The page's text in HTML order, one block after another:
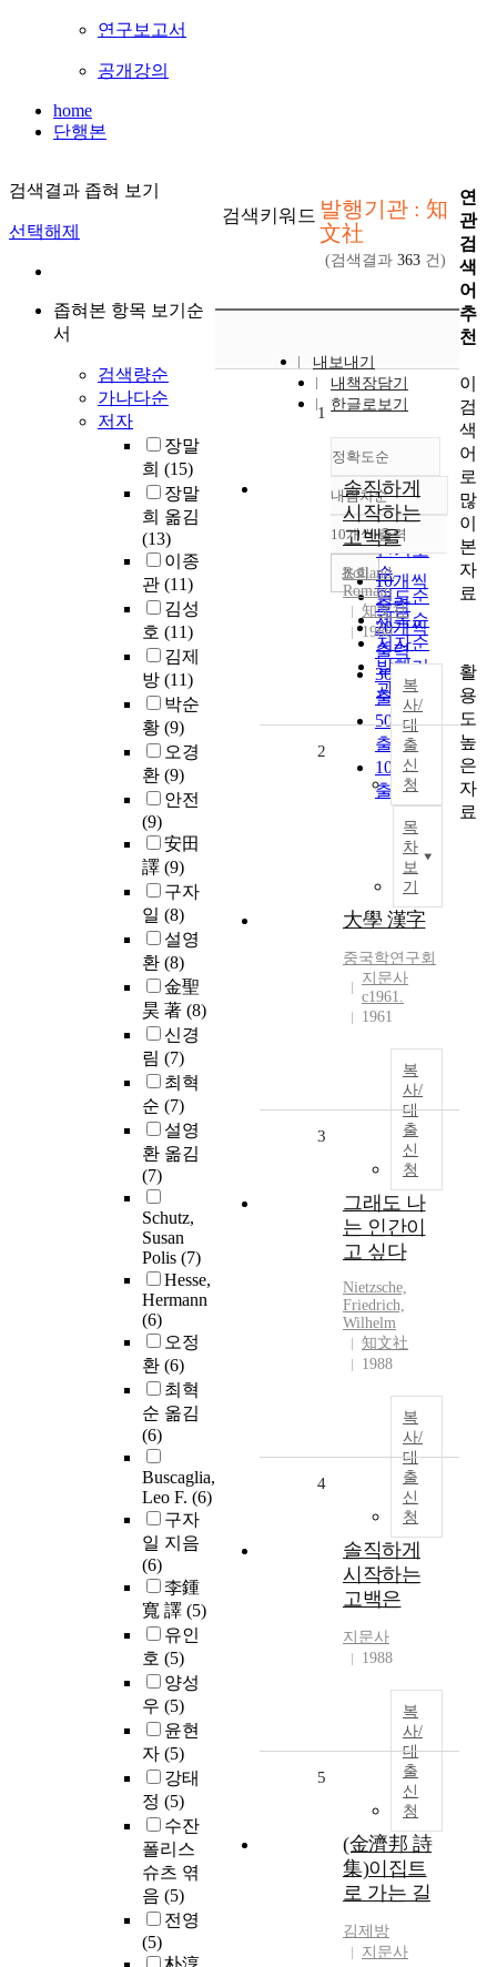
연구보고서
공개강의
home
단행본
검색결과 좁혀 보기
선택해제
좁혀본 항목 보기순
서
검색량순
가나다순
저자
장말
희 (15)
장말
희 옮김
(13)
이종
관 (11)
김성
호 (11)
김제
방 (11)
박순
황 (9)
오경
환 (9)
안전
(9)
安田
譯 (9)
구자
일 (8)
설영
환 (8)
金聖
昊 著 (8)
신경
림 (7)
최혁
순 (7)
설영
환 옮김
(7)
Schutz,
Susan
Polis (7)
Hesse,
Hermann
(6)
오정
환 (6)
최혁
순 옮김
(6)
Buscaglia,
Leo F. (6)
구자
일 지음
(6)
李鍾
寬 譯 (5)
유인
호 (5)
양성
우 (5)
윤현
자 (5)
강태
정 (5)
수잔
폴리스
슈츠 엮
음 (5)
전영
(5)
검색키워드 발행기관 : 知
文社
(검색결과 363 건)
내보내기
내책장담기
한글로보기
정확도순
정확도
순
인기도
순
연도순
제목순
저자순
발행기
관순
내림차순
내림차순
10개씩 출력
10개씩
출력
20개씩
출력
30개씩
출력
50개씩
출력
100개씩
출력
조회
1
솔직하게
시작하는
고백을
Rolland,
Romain
知文社
1988
복
사/
대
출
신
청
목
차
보
기
2
大學 漢字
중국학연구회
지문사
c1961.
1961
복
사/
대
출
신
청
3
그래도 나
는 인간이
고 싶다
Nietzsche,
Friedrich,
Wilhelm
知文社
1988
복
사/
대
출
신
청
4
솔직하게
시작하는
고백은
지문사
1988
복
사/
대
출
신
청
5
(金濟邦 詩
集)이집트
로 가는 길
김제방
지문사
연
관
검
색
어
추
천
이
검
색
어
로
많
이
본
자
료
활
용
도
높
은
자
료